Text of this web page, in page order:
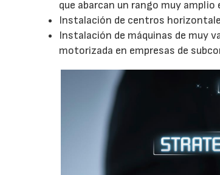
que abarcan un rango muy
Instalación de centros
Instalación de máquinas de muy
motorizada en empresas de